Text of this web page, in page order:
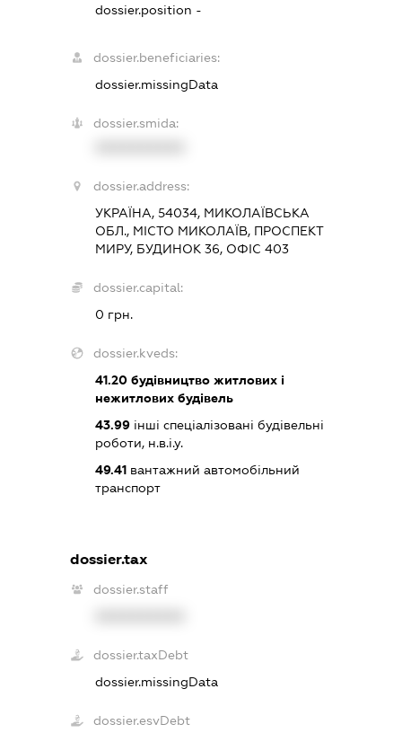
dossier.position -
dossier.beneficiaries:
dossier.missingData
dossier.smida:
dossier.address:
УКРАЇНА, 54034, МИКОЛАЇВСЬКА
ОБЛ., МІСТО МИКОЛАЇВ, ПРОСПЕКТ
МИРУ, БУДИНОК 36, ОФІС 403
dossier.capital:
0 грн.
dossier.kveds:
41.20 будівництво житлових і
нежитлових будівель
43.99 інші спеціалізовані будівельні
роботи, н.в.і.у.
49.41 вантажний автомобільний
транспорт
dossier.tax
dossier.staff
dossier.taxDebt
dossier.missingData
dossier.esvDebt